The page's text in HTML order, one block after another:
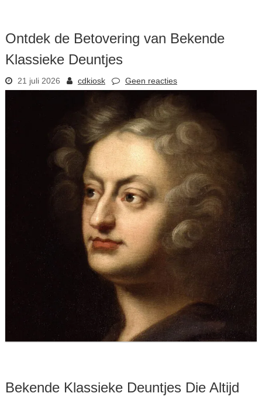
Ontdek de Betovering van Bekende
Klassieke Deuntjes
21 juli 2026 cdkiosk Geen reacties
Bekende Klassieke Deuntjes Die Altijd